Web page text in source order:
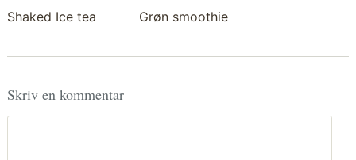
Shaked Ice tea Grøn smoothie
Skriv en kommentar